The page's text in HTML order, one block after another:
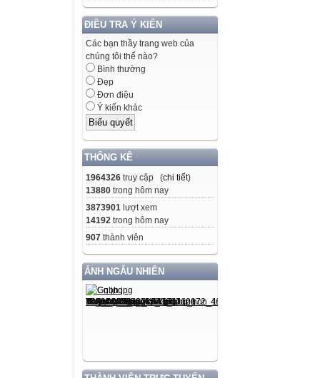
ĐIỀU TRA Ý KIẾN
Các bạn thầy trang web của
chúng tôi thế nào?
Bình thường
Đẹp
Đơn điệu
Ý kiến khác
THỐNG KÊ
1964326 truy cập (chi tiết)
13880 trong hôm nay
3873901 lượt xem
14192 trong hôm nay
907 thành viên
ẢNH NGẪU NHIÊN